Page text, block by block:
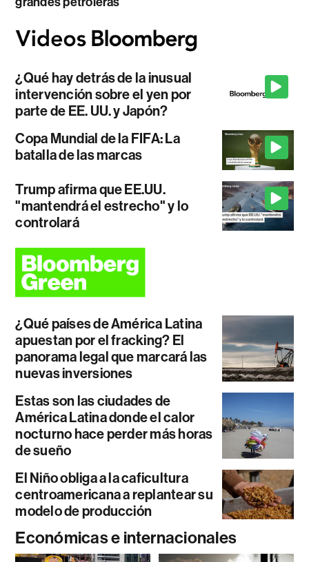
¿Qué hay detrás de la inusual
intervención sobre el yen por
parte de EE. UU. y Japón?
Copa Mundial de la FIFA: La
batalla de las marcas
Trump afirma que EE.UU.
"mantendrá el estrecho" y lo
controlará
¿Qué países de América Latina
apuestan por el fracking? El
panorama legal que marcará las
nuevas inversiones
Estas son las ciudades de
América Latina donde el calor
nocturno hace perder más horas
de sueño
El Niño obliga a la caficultura
centroamericana a replantear su
modelo de producción
Económicas e internacionales